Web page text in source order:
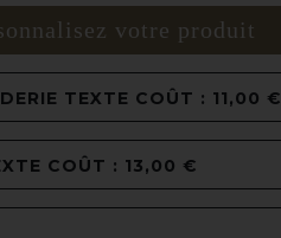
votre produit
TEXTE COÛT : 11,00 €
COÛT : 13,00 €